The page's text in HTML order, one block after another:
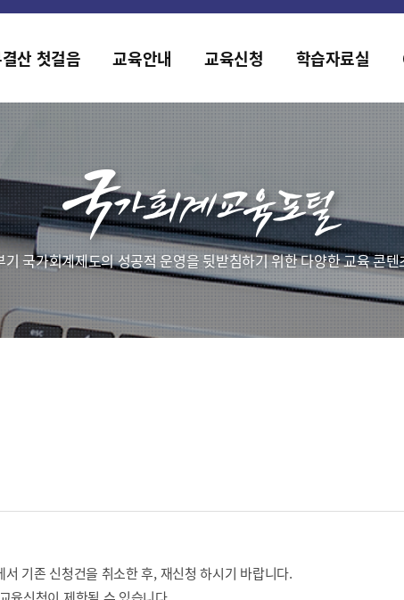
홈페이지가 새롭게 개편되었습니다.
산 첫걸음 교육안내 교육신청 학습자료실
기 국가회계제도의 성공적 운영을 뒷받침하기 위한 다양한 교육 콘
기존 신청건을 취소한 후, 재신청 하시기 바랍니다.